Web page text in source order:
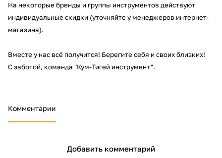
На некоторые бренды и группы инструментов действуют
индивидуальные скидки (уточняйте у менеджеров интернет-
магазина).
Вместе у нас всё получится! Берегите себя и своих близких!
С заботой, команда "Кум-Тигей инструмент".
Комментарии
Добавить комментарий